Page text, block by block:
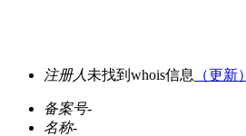
注册人 未找到whois信息 （更新）
备案号-
名称-